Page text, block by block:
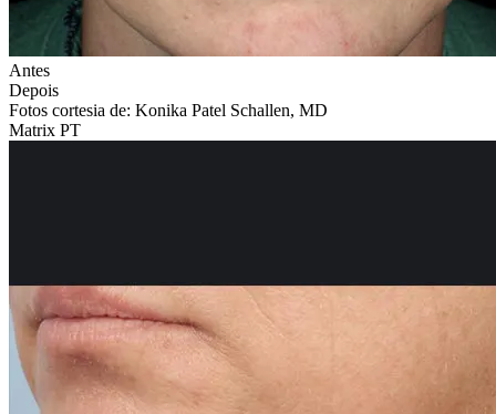
Antes
Depois
Fotos cortesia de: Konika Patel Schallen, MD
Matrix PT